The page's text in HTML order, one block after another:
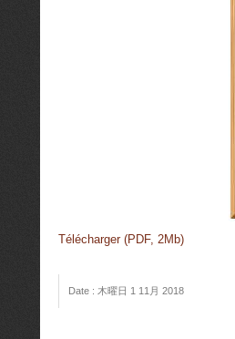
Télécharger (PDF, 2Mb)
Date : 木曜日 1 11月 2018